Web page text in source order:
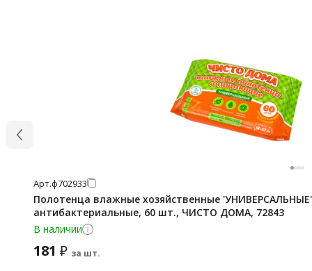
Арт.ф702933
Полотенца влажные хозяйственные
антибактериальные, 60 шт., ЧИСТО ДОМА, 72843
В наличии
181 ₽ за шт.